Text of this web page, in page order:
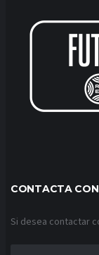
CONTACTA
Si desea contactar